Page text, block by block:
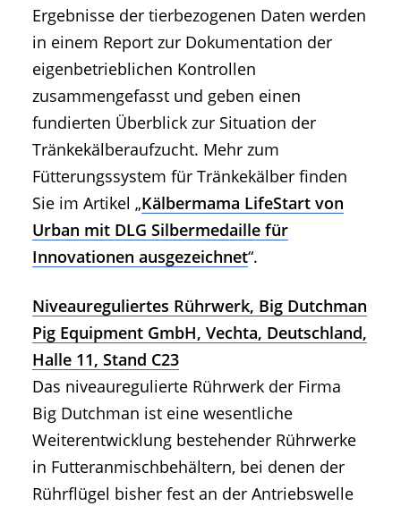
Ergebnisse der tierbezogenen Daten werden
in einem Report zur Dokumentation der
eigenbetrieblichen Kontrollen
zusammengefasst und geben einen
fundierten Überblick zur Situation der
Tränkekälberaufzucht. Mehr zum
Fütterungssystem für Tränkekälber finden
Sie im Artikel „Kälbermama LifeStart von
Urban mit DLG Silbermedaille für
Innovationen ausgezeichnet“.
Niveaureguliertes Rührwerk, Big Dutchman
Pig Equipment GmbH, Vechta, Deutschland,
Halle 11, Stand C23
Das niveauregulierte Rührwerk der Firma
Big Dutchman ist eine wesentliche
Weiterentwicklung bestehender Rührwerke
in Futteranmischbehältern, bei denen der
Rührflügel bisher fest an der Antriebswelle